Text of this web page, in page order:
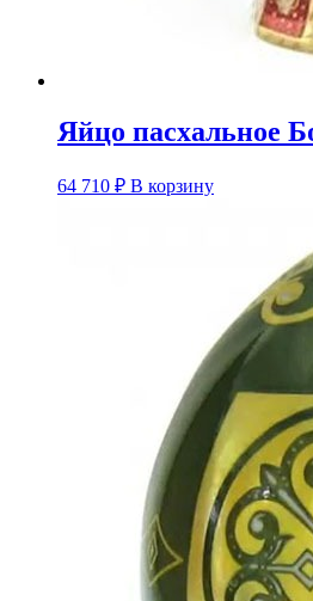
Яйцо пасхальное
64 710 ₽ В корзину